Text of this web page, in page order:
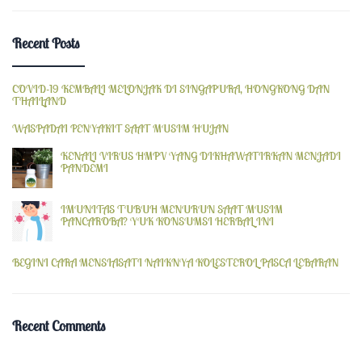
Recent Posts
COVID-19 KEMBALI MELONJAK DI SINGAPURA, HONGKONG DAN
THAILAND
WASPADAI PENYAKIT SAAT MUSIM HUJAN
KENALI VIRUS HMPV YANG DIKHAWATIRKAN MENJADI
PANDEMI
IMUNITAS TUBUH MENURUN SAAT MUSIM
PANCAROBA? YUK KONSUMSI HERBAL INI
BEGINI CARA MENSIASATI NAIKNYA KOLESTEROL PASCA LEBARAN
Recent Comments